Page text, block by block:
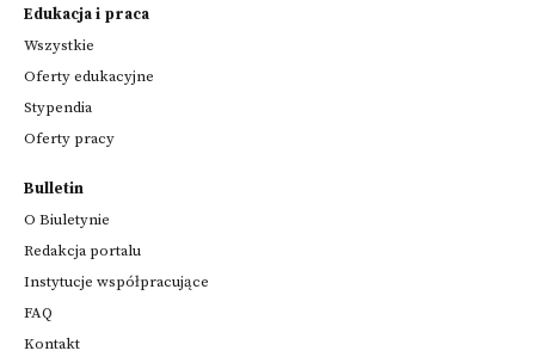
Edukacja i praca
Wszystkie
Oferty edukacyjne
Stypendia
Oferty pracy
Bulletin
O Biuletynie
Redakcja portalu
Instytucje współpracujące
FAQ
Kontakt